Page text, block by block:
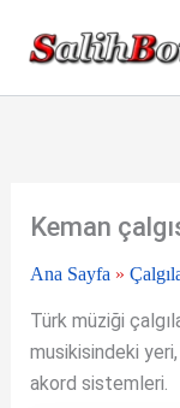
Keman
Ana Sayfa »
Türk müziği
musikisindeki
akord sistemleri.